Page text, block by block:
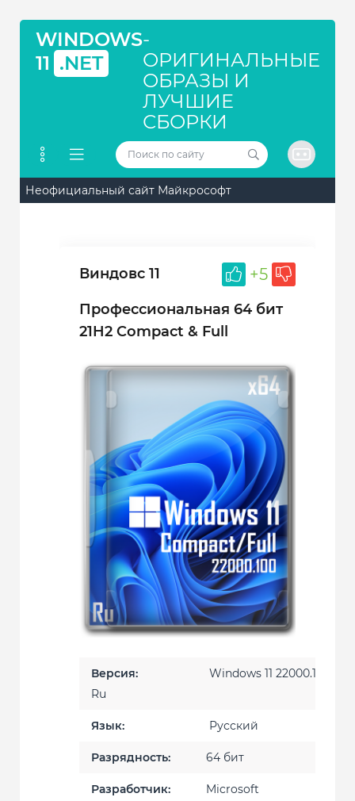
WINDOWS
11 .NET
-
ОРИГИНАЛЬНЫЕ
ОБРАЗЫ И
ЛУЧШИЕ
СБОРКИ
Неофициальный сайт Майкрософт
+5
Виндовс 11
Профессиональная 64 бит
21H2 Compact & Full
Версия:
Windows 11 22000.100
Ru
Язык: Русский
Разрядность: 64 бит
Разработчик: Microsoft